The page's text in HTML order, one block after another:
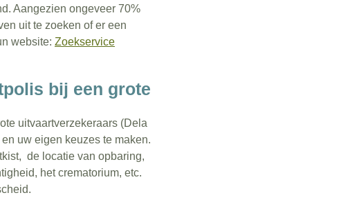
Aangezien ongeveer 70%
uit te zoeken of er een
website: Zoekservice
bij een grote
uitvaartverzekeraars (Dela
uw eigen keuzes te maken.
de locatie van opbaring,
het crematorium, etc.